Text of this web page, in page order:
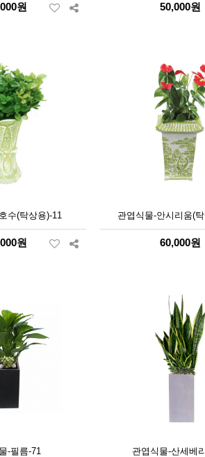
원 50,000원
수(탁상용)-11
원
관엽식물-안시리움(
60,000원
-필름-71 관엽식물-산세베